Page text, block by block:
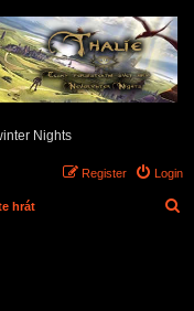
Nights
Login
Register
hrát